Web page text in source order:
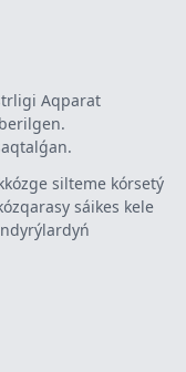
Aqparat
silteme kórsetý
sáikes kele